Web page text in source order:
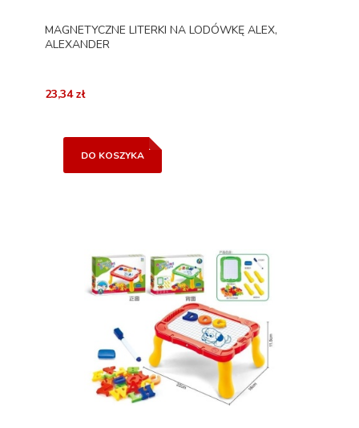
MAGNETYCZNE LITERKI NA LODÓWKĘ ALEX,
ALEXANDER
23,34 zł
DO KOSZYKA